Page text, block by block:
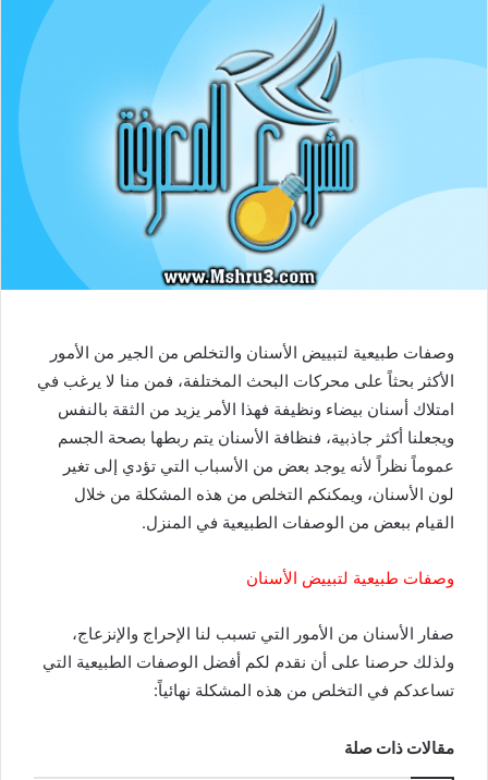
وصفات طبيعية لتبييض الأسنان والتخلص من الجير من الأمور
الأكثر بحثاً على محركات البحث المختلفة، فمن منا لا يرغب في
امتلاك أسنان بيضاء ونظيفة فهذا الأمر يزيد من الثقة بالنفس
ويجعلنا أكثر جاذبية، فنظافة الأسنان يتم ربطها بصحة الجسم
عموماً نظراً لأنه يوجد بعض من الأسباب التي تؤدي إلى تغير
لون الأسنان، ويمكنكم التخلص من هذه المشكلة من خلال
القيام ببعض من الوصفات الطبيعية في المنزل.
وصفات طبيعية لتبييض الأسنان
صفار الأسنان من الأمور التي تسبب لنا الإحراج والإنزعاج،
ولذلك حرصنا على أن نقدم لكم أفضل الوصفات الطبيعية التي
تساعدكم في التخلص من هذه المشكلة نهائياً:
مقالات ذات صلة